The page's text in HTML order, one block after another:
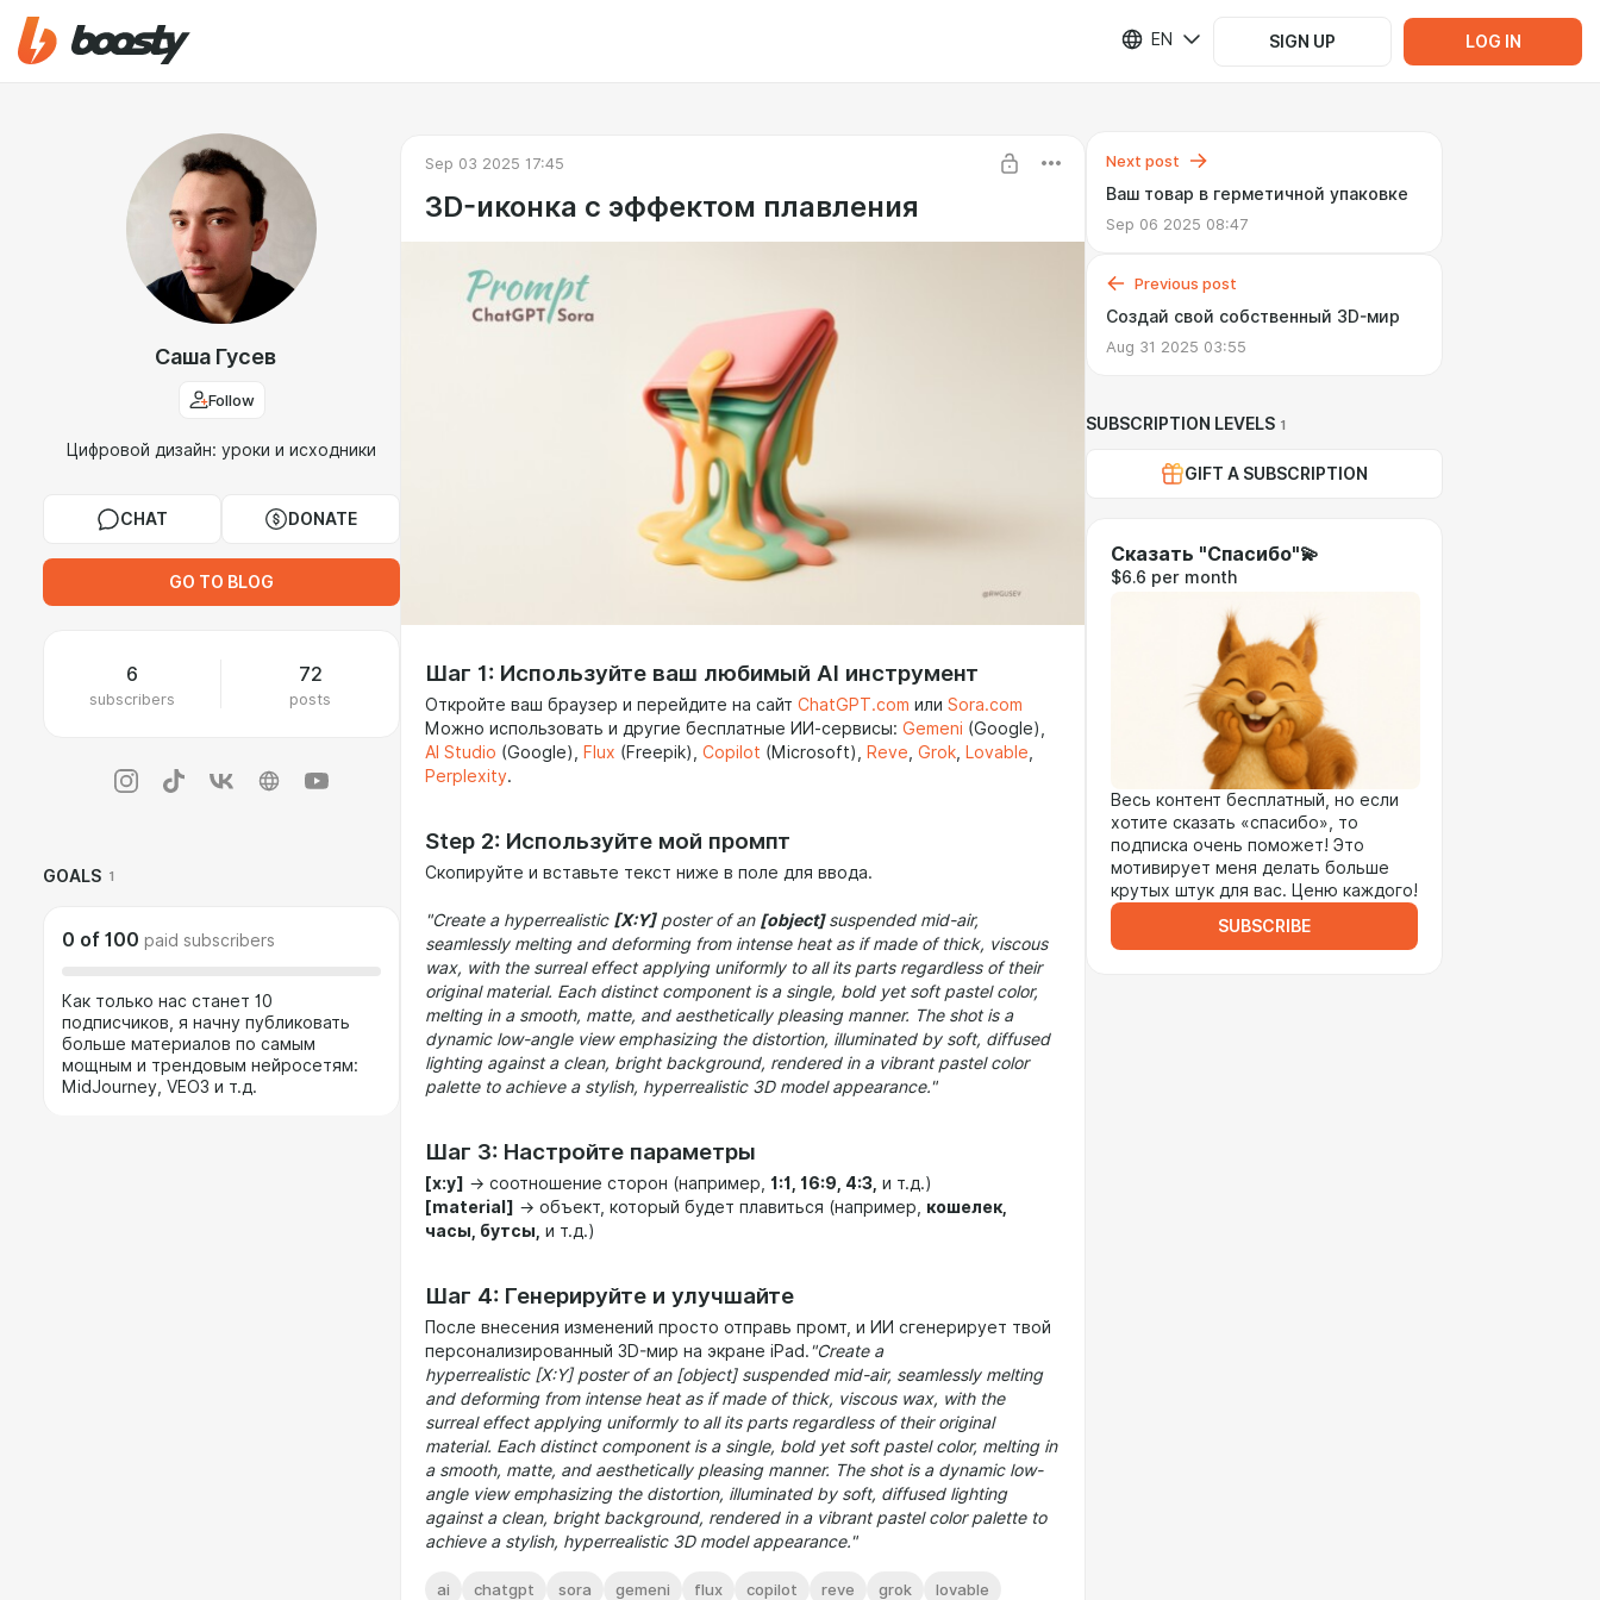
EN SIGN UP LOG IN
Саша Гусев
Follow
Цифровой дизайн: уроки и исходники
CHAT DONATE
GO TO BLOG
6
subscribers
72
posts
GOALS 1
0 of 100 paid subscribers
Как только нас станет 10
подписчиков, я начну публиковать
больше материалов по самым
мощным и трендовым нейросетям:
MidJourney, VEO3 и т.д.
Sep 03 2025 17:45
3D-иконка с эффектом плавления
Шаг 1: Используйте ваш любимый AI инструмент
Откройте ваш браузер и перейдите на сайт ChatGPT.com или Sora.com
Можно использовать и другие бесплатные ИИ-сервисы: Gemeni (Google),
AI Studio (Google), Flux (Freepik), Copilot (Microsoft), Reve Grok Lovable
Perplexity.
Step 2: Используйте мой промпт
Скопируйте и вставьте текст ниже в поле для ввода.
"Create a hyperrealistic [X:Y]poster of an [object] suspended mid-air,
seamlessly melting and deforming from intense heat as if made of thick, viscous
wax, with the surreal effect applying uniformly to all its parts regardless of their
original material. Each distinct component is a single, bold yet soft pastel color,
melting in a smooth, matte, and aesthetically pleasing manner. The shot is a
dynamic low-angle view emphasizing the distortion, illuminated by soft, diffused
lighting against a clean, bright background, rendered in a vibrant pastel color
palette to achieve a stylish, hyperrealistic 3D model appearance."
Шаг 3: Настройте параметры
[x:y] → соотношение сторон (например, 1:1, 16:9, 4:3 и т.д.)
[material] → объект, который будет плавиться (например, кошелек,
часы, бутсы, и т.д.)
Шаг 4: Генерируйте и улучшайте
После внесения изменений просто отправь промт, и ИИ сгенерирует твой
персонализированный 3D-мир на экране iPad."Create a
hyperrealistic [X:Y] poster of an [object] suspended mid-air, seamlessly melting
and deforming from intense heat as if made of thick, viscous wax, with the
surreal effect applying uniformly to all its parts regardless of their original
material. Each distinct component is a single, bold yet soft pastel color, melting in
a smooth, matte, and aesthetically pleasing manner. The shot is a dynamic low-
angle view emphasizing the distortion, illuminated by soft, diffused lighting
against a clean, bright background, rendered in a vibrant pastel color palette to
achieve a stylish, hyperrealistic 3D model appearance."
ai chatgpt sora gemeni flux copilot reve grok lovable
Next post
Ваш товар в герметичной упаковке
Sep 06 2025 08:47
Previous post
Создай свой собственный 3D-мир
Aug 31 2025 03:55
SUBSCRIPTION LEVELS 1
GIFT A SUBSCRIPTION
Сказать "Спасибо"💫
$6.6 per month
Весь контент бесплатный, но если
хотите сказать «спасибо», то
подписка очень поможет! Это
мотивирует меня делать больше
крутых штук для вас. Ценю каждого!
SUBSCRIBE